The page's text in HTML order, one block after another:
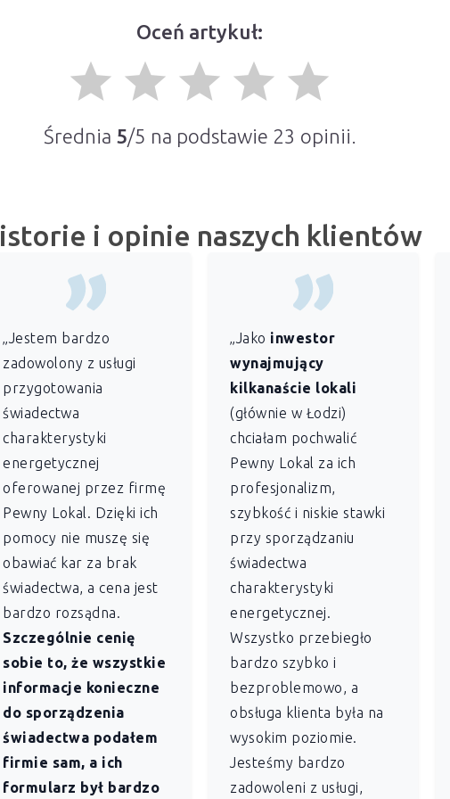
Oceń artykuł:
grade grade grade grade grade
Średnia 5/5 na podstawie 23 opinii.
i opinie naszych klientów
„Jestem bardzo
zadowolony z usługi
przygotowania
świadectwa
charakterystyki
energetycznej
oferowanej przez firmę
Pewny Lokal. Dzięki ich
pomocy nie muszę się
obawiać kar za brak
świadectwa, a cena jest
bardzo rozsądna.
Szczególnie cenię
sobie to, że wszystkie
informacje konieczne
do sporządzenia
świadectwa podałem
firmie sam, a ich
formularz był bardzo
„Jako inwestor
wynajmujący
kilkanaście lokali
(głównie w Łodzi)
chciałam pochwalić
Pewny Lokal za ich
profesjonalizm,
szybkość i niskie stawki
przy sporządzaniu
świadectwa
charakterystyki
energetycznej.
Wszystko przebiegło
bardzo szybko i
bezproblemowo, a
obsługa klienta była na
wysokim poziomie.
Jesteśmy bardzo
zadowoleni z usługi,